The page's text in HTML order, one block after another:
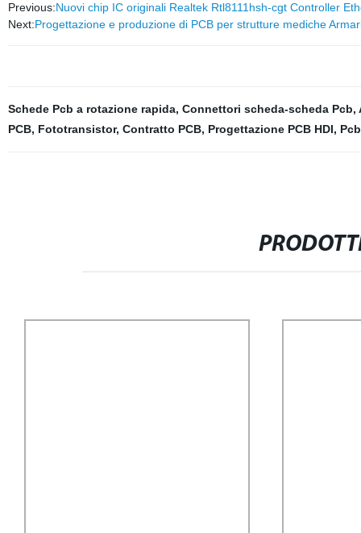
Previous:Nuovi chip IC originali Realtek Rtl8111hsh-cgt Controller
Next:Progettazione e produzione di PCB per strutture mediche
Schede Pcb a rotazione rapida, Connettori scheda-scheda Pcb,
PCB, Fototransistor, Contratto PCB, Progettazione PCB HDI,